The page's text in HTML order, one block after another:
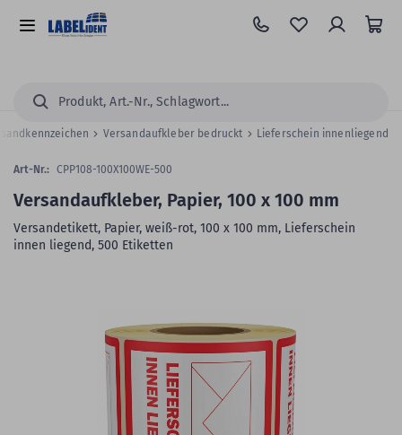
Hauptinhalt
springen
Alle
Suchen...
Versandaufkleber bedruckt Lieferschein innenliegend
Versandaufkleber, Papier, 100 x 100 mm
Versandetikett, Papier, weiß-rot, 100 x 100 mm, Lieferschein
innen liegend, 500 Etiketten
Art-Nr.: CPP108-100X100WE-500